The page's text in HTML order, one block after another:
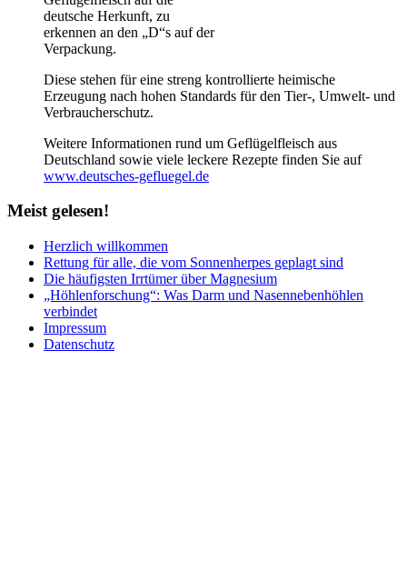
deutsche Herkunft, zu
erkennen an den „D“s auf der
Verpackung.
Diese stehen für eine streng kontrollierte heimische
Erzeugung nach hohen Standards für den Tier-, Umwelt- und
Verbraucherschutz.
Weitere Informationen rund um Geflügelfleisch aus
Deutschland sowie viele leckere Rezepte finden Sie auf
www.deutsches-gefluegel.de
Meistgelesen!
Herzlich willkommen
Rettung für alle, die vom Sonnenherpes geplagt sind
Die häufigsten Irrtümer über Magnesium
„Höhlenforschung“: Was Darm und Nasennebenhöhlen
verbindet
Impressum
Datenschutz